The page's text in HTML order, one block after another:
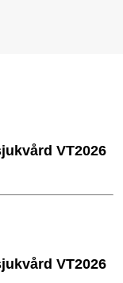
VT2026
VT2026